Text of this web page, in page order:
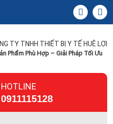
TY TNHH THIẾT BỊ Y TẾ HUÊ LỢI
Phẩm Phù Hợp – Giải Pháp Tối Ưu
HOTLINE
0911115128